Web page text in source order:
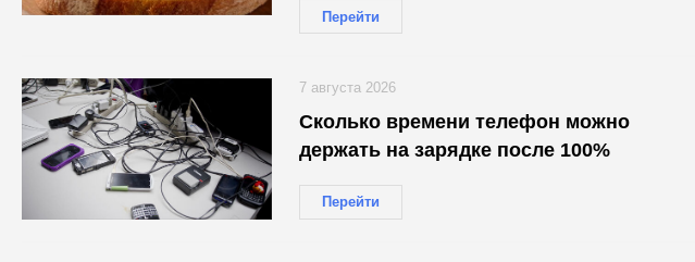
Перейти
Сколько времени телефон можно
держать на зарядке после 100%
Перейти
7 августа 2026